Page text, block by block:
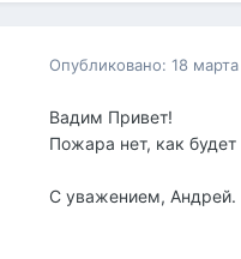
Опубликовано:18
Вадим Привет!
Пожара нет, как
С уважением, Андрей.